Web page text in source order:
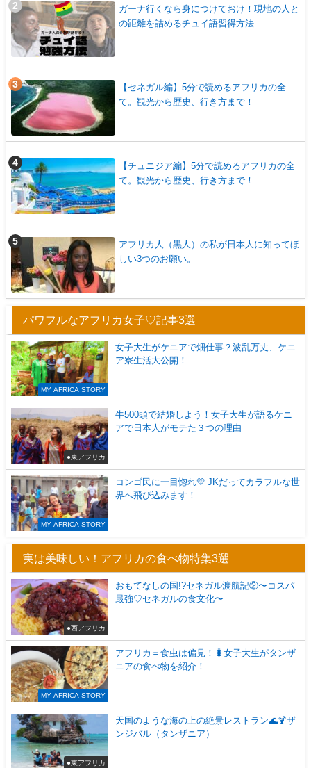
ガーナ行くなら身につけておけ！現地の人と
の距離を詰めるチュイ語習得方法
【セネガル編】5分で読めるアフリカの全
て。観光から歴史、行き方まで！
【チュニジア編】5分で読めるアフリカの全
て。観光から歴史、行き方まで！
アフリカ人（黒人）の私が日本人に知ってほ
しい3つのお願い。
パワフルなアフリカ女子♡記事3選
MY AFRICA STORY
女子大生がケニアで畑仕事？波乱万丈、ケニ
ア寮生活大公開！
●東アフリカ
牛500頭で結婚しよう！女子大生が語るケニ
アで日本人がモテた３つの理由
MY AFRICA STORY
コンゴ民に一目惚れ💛 JKだってカラフルな世
界へ飛び込みます！
実は美味しい！アフリカの食べ物特集3選
●西アフリカ
おもてなしの国!?セネガル渡航記②〜コスパ
最強♡セネガルの食文化〜
MY AFRICA STORY
アフリカ＝食虫は偏見！🐛女子大生がタンザ
ニアの食べ物を紹介！
●東アフリカ
天国のような海の上の絶景レストラン🌊🍹ザ
ンジバル（タンザニア）